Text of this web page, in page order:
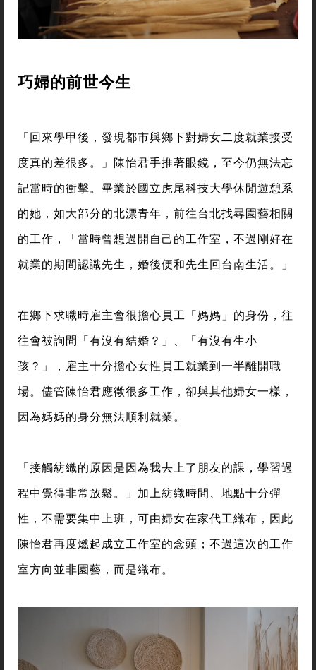
巧婦的前世今生
「回來學甲後，發現都市與鄉下對婦女二度就業接受
度真的差很多。」陳怡君手推著眼鏡，至今仍無法忘
記當時的衝擊。畢業於國立虎尾科技大學休閒遊憩系
的她，如大部分的北漂青年，前往台北找尋園藝相關
的工作，「當時曾想過開自己的工作室，不過剛好在
就業的期間認識先生，婚後便和先生回台南生活。」
在鄉下求職時雇主會很擔心員工「媽媽」的身份，往
往會被詢問「有沒有結婚？」、「有沒有生小
孩？」，雇主十分擔心女性員工就業到一半離開職
場。儘管陳怡君應徵很多工作，卻與其他婦女一樣，
因為媽媽的身分無法順利就業。
「接觸紡織的原因是因為我去上了朋友的課，學習過
程中覺得非常放鬆。」加上紡織時間、地點十分彈
性，不需要集中上班，可由婦女在家代工織布，因此
陳怡君再度燃起成立工作室的念頭；不過這次的工作
室方向並非園藝，而是織布。